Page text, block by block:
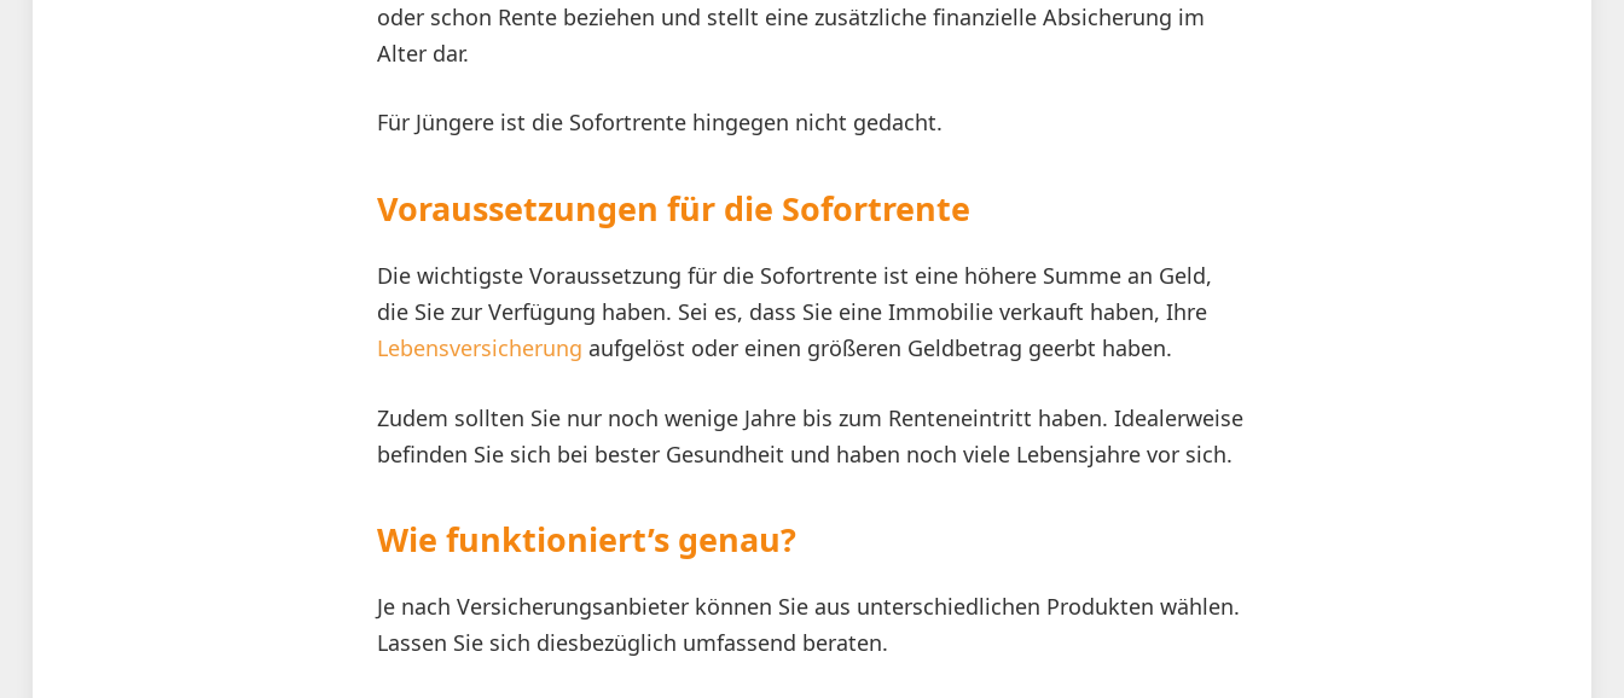
oder schon Rente beziehen und stellt eine zusätzliche finanzielle Absicherung im
Alter dar.
Für Jüngere ist die Sofortrente hingegen nicht gedacht.
Voraussetzungen für die Sofortrente
Die wichtigste Voraussetzung für die Sofortrente ist eine höhere Summe an Geld,
die Sie zur Verfügung haben. Sei es, dass Sie eine Immobilie verkauft haben, Ihre
Lebensversicherung aufgelöst oder einen größeren Geldbetrag geerbt haben.
Zudem sollten Sie nur noch wenige Jahre bis zum Renteneintritt haben. Idealerweise
befinden Sie sich bei bester Gesundheit und haben noch viele Lebensjahre vor sich.
Wie funktioniert’s genau?
Je nach Versicherungsanbieter können Sie aus unterschiedlichen Produkten wählen.
Lassen Sie sich diesbezüglich umfassend beraten.